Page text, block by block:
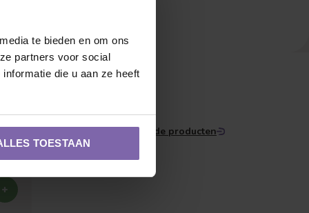
te bieden en om ons
partners voor social
die u aan ze heeft
TOESTAAN
Bekijk alle gerelateerde producten
Verspreide vorm